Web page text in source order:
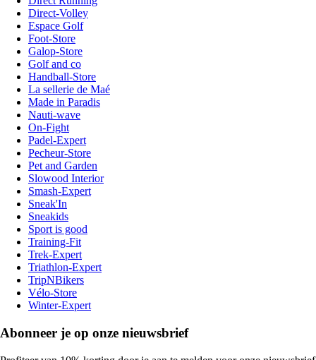
Direct-Volley
Espace Golf
Foot-Store
Galop-Store
Golf and co
Handball-Store
La sellerie de Maé
Made in Paradis
Nauti-wave
On-Fight
Padel-Expert
Pecheur-Store
Pet and Garden
Slowood Interior
Smash-Expert
Sneak'In
Sneakids
Sport is good
Training-Fit
Trek-Expert
Triathlon-Expert
TripNBikers
Vélo-Store
Winter-Expert
Abonneer je op onze nieuwsbrief